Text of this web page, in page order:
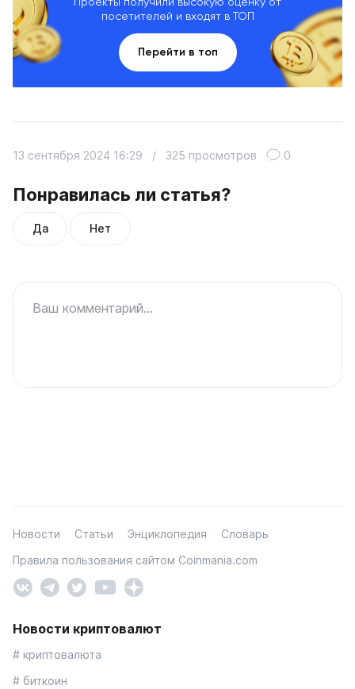
посетителей и входят в ТОП
Перейти в топ
Понравилась ли статья?
Да Нет
13 сентября 2024 16:29 / 325 просмотров 0
Ваш комментарий...
Новости Статьи Энциклопедия
Словарь
Правила пользования сайтом Coinmania.com
Новости криптовалют
# криптовалюта
# биткоин